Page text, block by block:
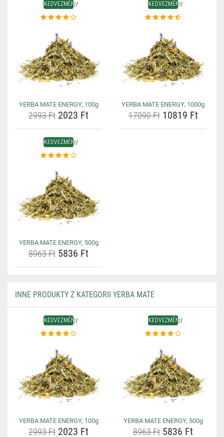
KEDVEZMÉNY
YERBA MATE ENERGY, 100g
2993 Ft 2023 Ft
KEDVEZMÉNY
YERBA MATE ENERGY, 1000g
17090 Ft10819 Ft
KEDVEZMÉNY
YERBA MATE ENERGY, 500g
8963 Ft 5836 Ft
INNE PRODUKTY Z KATEGORII YERBA MATE
KEDVEZMÉNY
YERBA MATE ENERGY, 100g
2993 Ft 2023 Ft
KEDVEZMÉNY
YERBA MATE ENERGY, 500g
8963 Ft 5836 Ft